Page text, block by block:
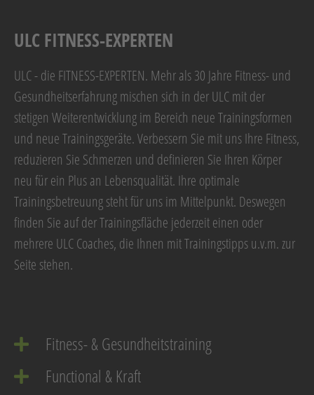
ULC FITNESS-EXPERTEN
ULC - die FITNESS-EXPERTEN. Mehr als 30 Jahre Fitness- und
Gesundheitserfahrung mischen sich in der ULC mit der
stetigen Weiterentwicklung im Bereich neue Trainingsformen
und neue Trainingsgeräte. Verbessern Sie mit uns Ihre Fitness,
reduzieren Sie Schmerzen und definieren Sie Ihren Körper
neu für ein Plus an Lebensqualität. Ihre optimale
Trainingsbetreuung steht für uns im Mittelpunkt. Deswegen
finden Sie auf der Trainingsfläche jederzeit einen oder
mehrere ULC Coaches, die Ihnen mit Trainingstipps u.v.m. zur
Seite stehen.
Fitness- & Gesundheitstraining
Functional & Kraft